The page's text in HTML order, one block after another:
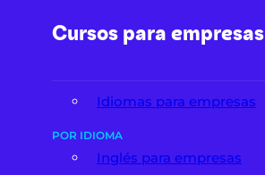
Cursos para empresas
Idiomas para empresas
POR IDIOMA
Inglés para empresas